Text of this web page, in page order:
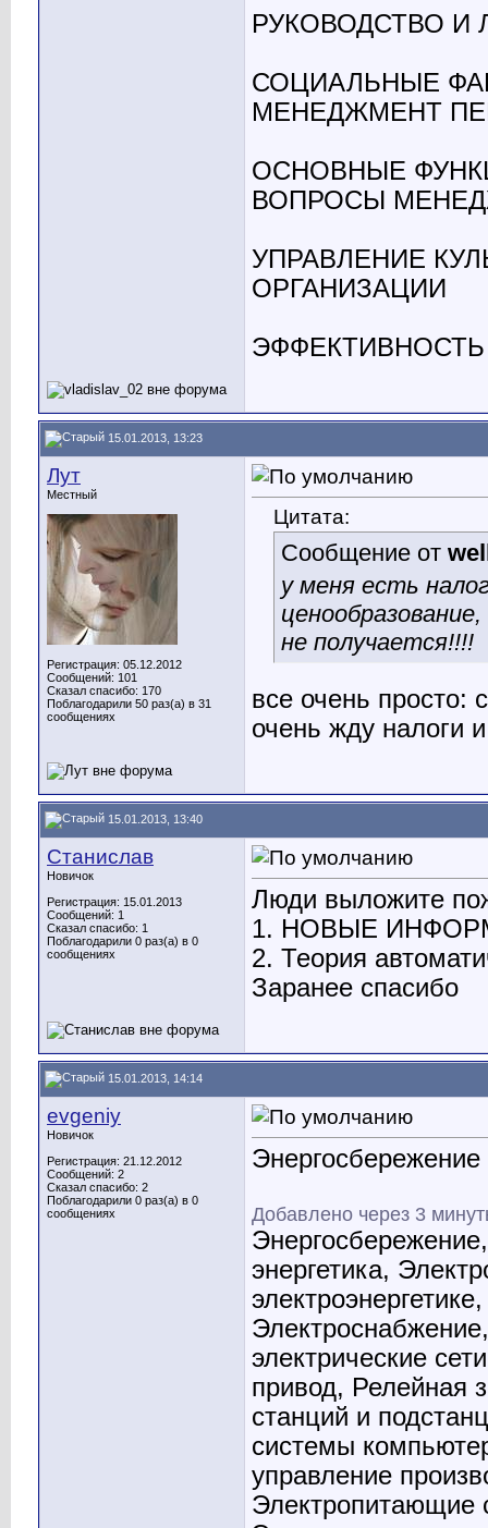
РУКОВОДСТВО И
СОЦИАЛЬНЫЕ
МЕНЕДЖМЕНТ
ОСНОВНЫЕ
ВОПРОСЫ
УПРАВЛЕНИЕ
ОРГАНИЗАЦИИ
15.01.2013, 13:23
Лут
Местный
Регистрация: 05.12.2012
Сообщений: 101
Сказал спасибо: 170
Поблагодарили 50 раз(а) в 31
сообщениях
Цитата:
Сообщение от
у меня есть
не получается!!!!
все очень просто:
очень жду налоги
15.01.2013, 13:40
Станислав
Новичок
Регистрация: 15.01.2013
Сообщений: 1
Сказал спасибо: 1
Поблагодарили 0 раз(а) в 0
сообщениях
Люди выложите
1. НОВЫЕ
2. Теория
Заранее спасибо
15.01.2013, 14:14
evgeniy
Новичок
Регистрация: 21.12.2012
Сообщений: 2
Сказал спасибо: 2
Поблагодарили 0 раз(а) в 0
сообщениях
Энергосбережение
Добавлено через 3
энергетика,
электрические
привод, Релейная
станций и
системы
управление
Электропитающие